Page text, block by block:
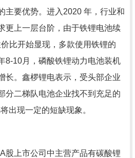
主要优势。进入2020 年，行业和
更上一层台阶，由于铁锂电池续
比开始显现，多款使用铁锂的
8-10月，磷酸铁锂动力电池装机
长。鑫椤锂电表示，受头部企业
分二梯队电池企业找不到充足的
出现一定的短缺现象。
股上市公司中主营产品有碳酸锂